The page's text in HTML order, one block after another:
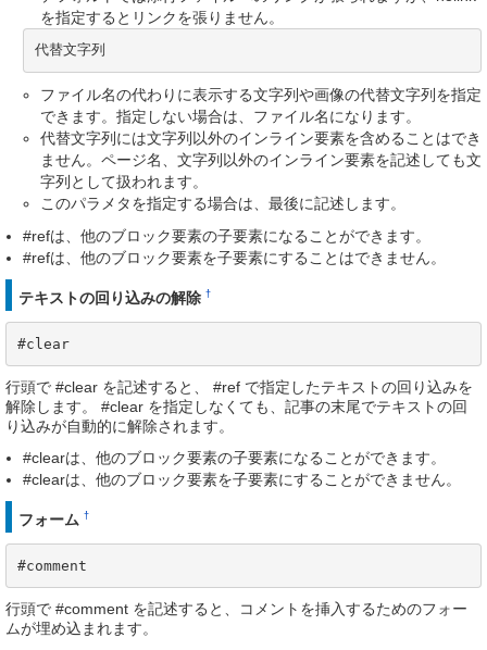
を指定するとリンクを張りません。
代替文字列
ファイル名の代わりに表示する文字列や画像の代替文字列を指定
できます。指定しない場合は、ファイル名になります。
代替文字列には文字列以外のインライン要素を含めることはでき
ません。ページ名、文字列以外のインライン要素を記述しても文
字列として扱われます。
このパラメタを指定する場合は、最後に記述します。
#refは、他のブロック要素の子要素になることができます。
#refは、他のブロック要素を子要素にすることはできません。
テキストの回り込みの解除 †
#clear
行頭で #clear を記述すると、 #ref で指定したテキストの回り込みを
解除します。 #clear を指定しなくても、記事の末尾でテキストの回
り込みが自動的に解除されます。
#clearは、他のブロック要素の子要素になることができます。
#clearは、他のブロック要素を子要素にすることができません。
フォーム †
#comment
行頭で #comment を記述すると、コメントを挿入するためのフォー
ムが埋め込まれます。